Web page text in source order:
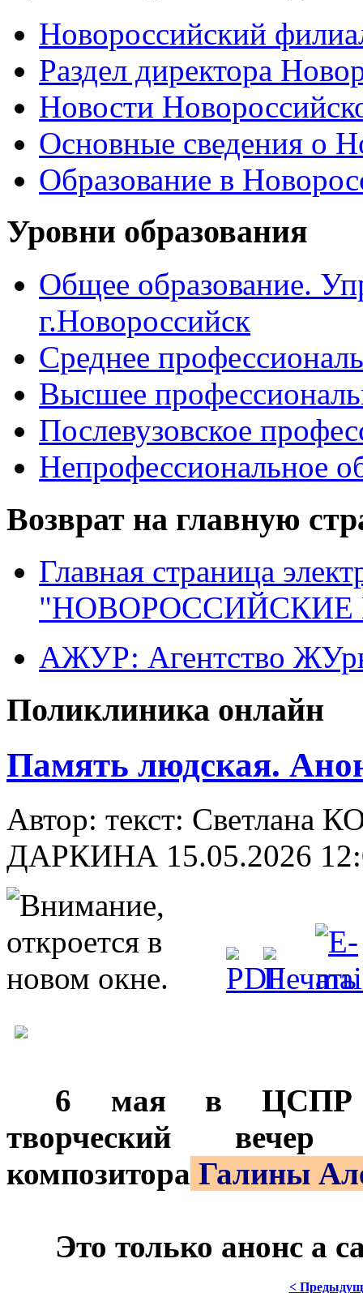
Новороссийский
Раздел директора
Новости
Основные сведения о
Образование в
Уровни образования
Общее образование.
г.Новороссийск
Среднее
Высшее
Послевузовское
Непрофессиональное
Возврат на главную
Главная страница
"НОВОРОССИЙСКИЕ
АЖУР: Агентство
Поликлиника онлайн
Память людская.
Автор: текст: Светлана
ДАРКИНА 15.05.2026
6 мая в ЦСПР
творческий вечер
композитора Галины
Это только анонс а
<